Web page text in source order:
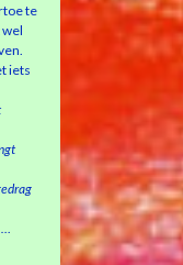
te
wel
iets
…